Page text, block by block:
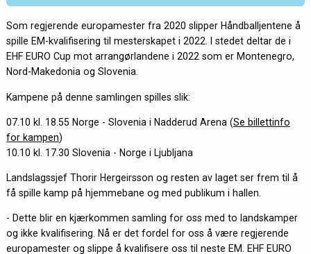
Som regjerende europamester fra 2020 slipper Håndballjentene å
spille EM-kvalifisering til mesterskapet i 2022. I stedet deltar de i
EHF EURO Cup mot arrangørlandene i 2022 som er Montenegro,
Nord-Makedonia og Slovenia.
Kampene på denne samlingen spilles slik:
07.10 kl. 18.55 Norge - Slovenia i Nadderud Arena (Se billettinfo
for kampen)
10.10 kl. 17.30 Slovenia - Norge i Ljubljana
Landslagssjef Thorir Hergeirsson og resten av laget ser frem til å
få spille kamp på hjemmebane og med publikum i hallen.
- Dette blir en kjærkommen samling for oss med to landskamper
og ikke kvalifisering. Nå er det fordel for oss å være regjerende
europamester og slippe å kvalifisere oss til neste EM. EHF EURO